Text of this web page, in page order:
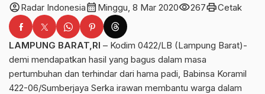
account_circleRadar Indonesiacalendar_month Minggu, 8 Mar 2020visibility267printCetak
LAMPUNG BARAT,RI – Kodim 0422/LB (Lampung Barat)-
demi mendapatkan hasil yang bagus dalam masa
pertumbuhan dan terhindar dari hama padi, Babinsa Koramil
422-06/Sumberjaya Serka irawan membantu warga dalam